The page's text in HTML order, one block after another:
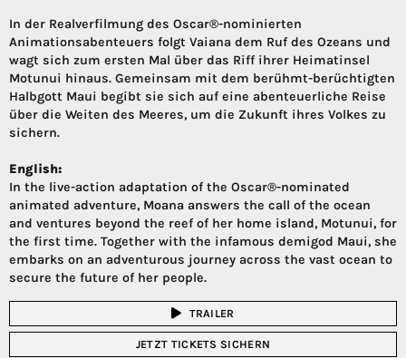
In der Realverfilmung des Oscar®-nominierten
Animationsabenteuers folgt Vaiana dem Ruf des Ozeans und
wagt sich zum ersten Mal über das Riff ihrer Heimatinsel
Motunui hinaus. Gemeinsam mit dem berühmt-berüchtigten
Halbgott Maui begibt sie sich auf eine abenteuerliche Reise
über die Weiten des Meeres, um die Zukunft ihres Volkes zu
sichern.
English:
In the live-action adaptation of the Oscar®-nominated
animated adventure, Moana answers the call of the ocean
and ventures beyond the reef of her home island, Motunui, for
the first time. Together with the infamous demigod Maui, she
embarks on an adventurous journey across the vast ocean to
secure the future of her people.
TRAILER
JETZT TICKETS SICHERN